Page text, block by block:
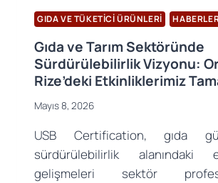
GIDA VE TÜKETICI ÜRÜNLERI
Gıda ve Tarım Sektöründe
Sürdürülebilirlik Vizyonu:
Rize’deki Etkinliklerimiz
Mayıs 8, 2026
USB Certification, gıda
sürdürülebilirlik
gelişmeleri sektör